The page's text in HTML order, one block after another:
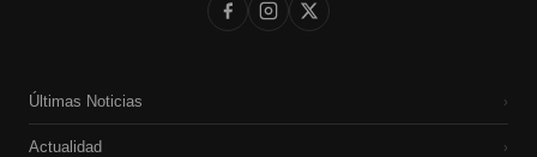
Últimas Noticias ›
Actualidad ›